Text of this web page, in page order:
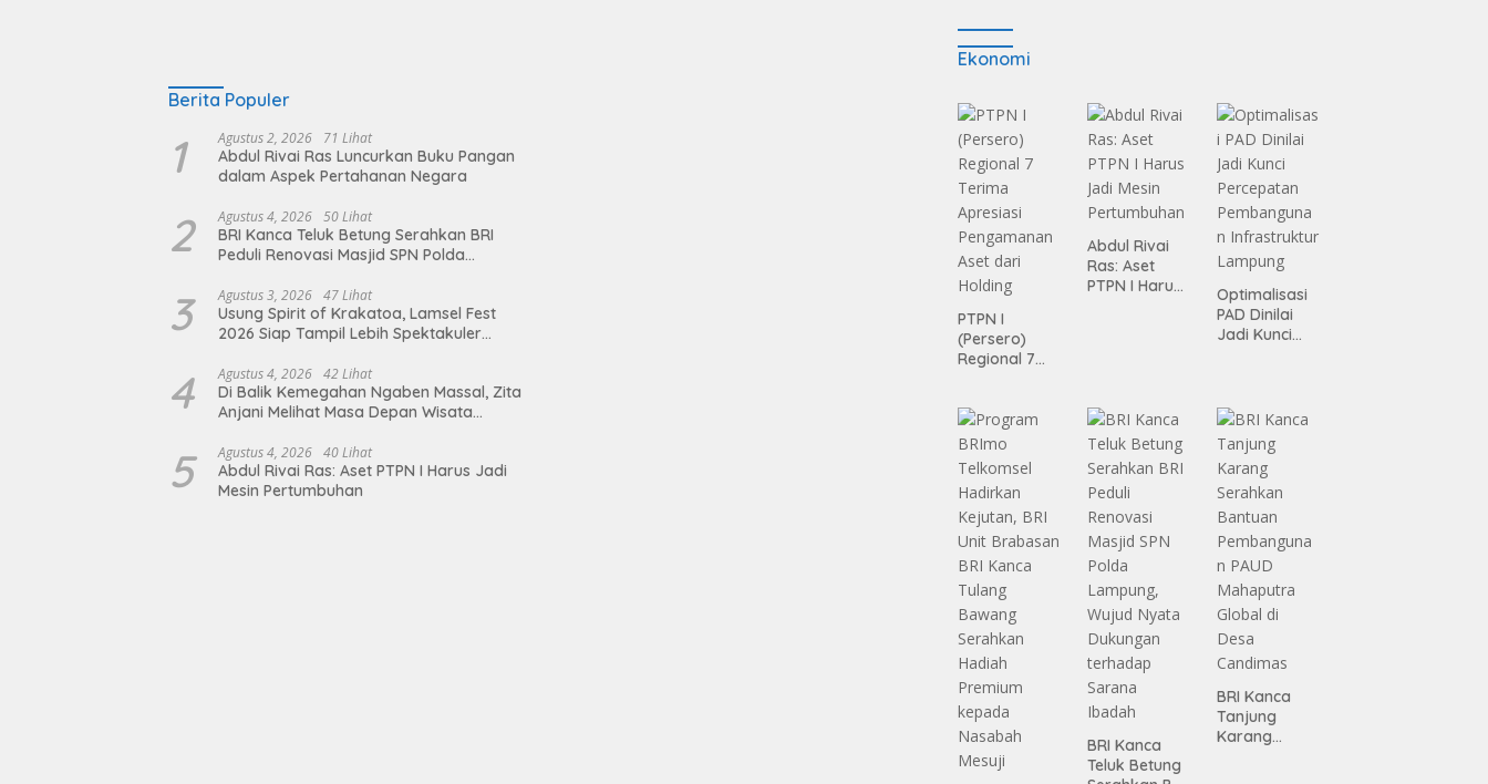
Berita Populer
1 Agustus 2, 2026 71 Lihat
Abdul Rivai Ras Luncurkan Buku Pangan
dalam Aspek Pertahanan Negara
2 Agustus 4, 2026 50 Lihat
BRI Kanca Teluk Betung Serahkan BRI
Peduli Renovasi Masjid SPN Polda
terhadap Sarana Ibadah
3 Agustus 3, 2026 47 Lihat
Usung Spirit of Krakatoa, Lamsel Fest
2026 Siap Tampil Lebih Spektakuler
Artis Ibu Kota
4 Agustus 4, 2026 42 Lihat
Di Balik Kemegahan Ngaben Massal, Zita
Anjani Melihat Masa Depan Wisata
5 Agustus 4, 2026 40 Lihat
Abdul Rivai Ras: Aset PTPN I Harus Jadi
Mesin Pertumbuhan
Ekonomi
PTPN I
(Persero)
Regional 7
Pengamanan
Aset dari
Holding
Abdul Rivai
Ras: Aset
PTPN I Harus
Optimalisasi
PAD Dinilai
Jadi Kunci
Infrastruktur
Lampung
BRI Kanca
Teluk Betung
BRI Kanca
Tanjung
Karang